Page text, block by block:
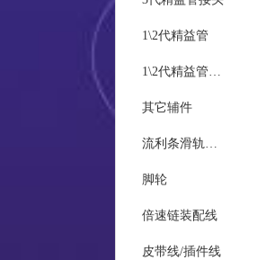
1\2代精益管
1\2代精益管接头
其它辅件
流利条滑轨及接头
脚轮
倍速链装配线
皮带线/插件线